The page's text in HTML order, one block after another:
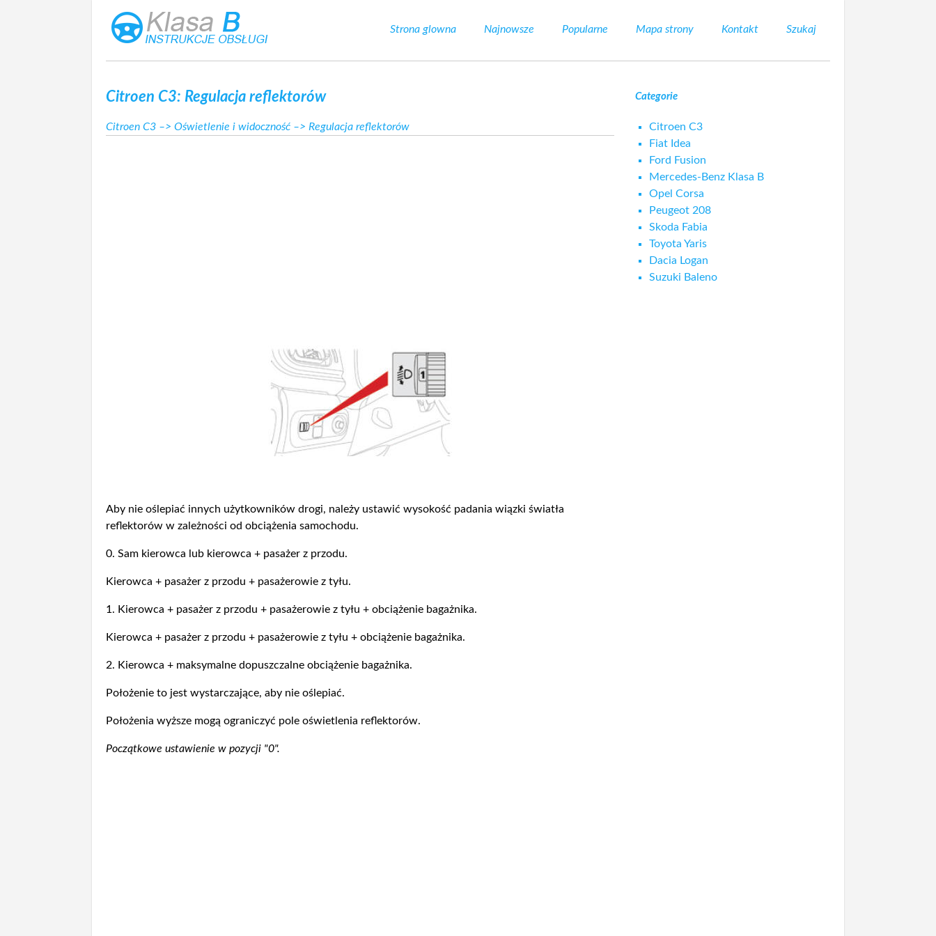
Strona glowna Najnowsze Popularne Mapa strony Kontakt Szukaj
Citroen C3: Regulacja reflektorów
Citroen C3 –> Oświetlenie i widoczność –> Regulacja reflektorów
Aby nie oślepiać innych użytkowników drogi, należy ustawić wysokość padania wiązki światła
reflektorów w zależności od obciążenia samochodu.
0. Sam kierowca lub kierowca + pasażer z przodu.
Kierowca + pasażer z przodu + pasażerowie z tyłu.
1. Kierowca + pasażer z przodu + pasażerowie z tyłu + obciążenie bagażnika.
Kierowca + pasażer z przodu + pasażerowie z tyłu + obciążenie bagażnika.
2. Kierowca + maksymalne dopuszczalne obciążenie bagażnika.
Położenie to jest wystarczające, aby nie oślepiać.
Położenia wyższe mogą ograniczyć pole oświetlenia reflektorów.
Początkowe ustawienie w pozycji "0".
Categorie
Citroen C3
Fiat Idea
Ford Fusion
Mercedes-Benz Klasa B
Opel Corsa
Peugeot 208
Skoda Fabia
Toyota Yaris
Dacia Logan
Suzuki Baleno